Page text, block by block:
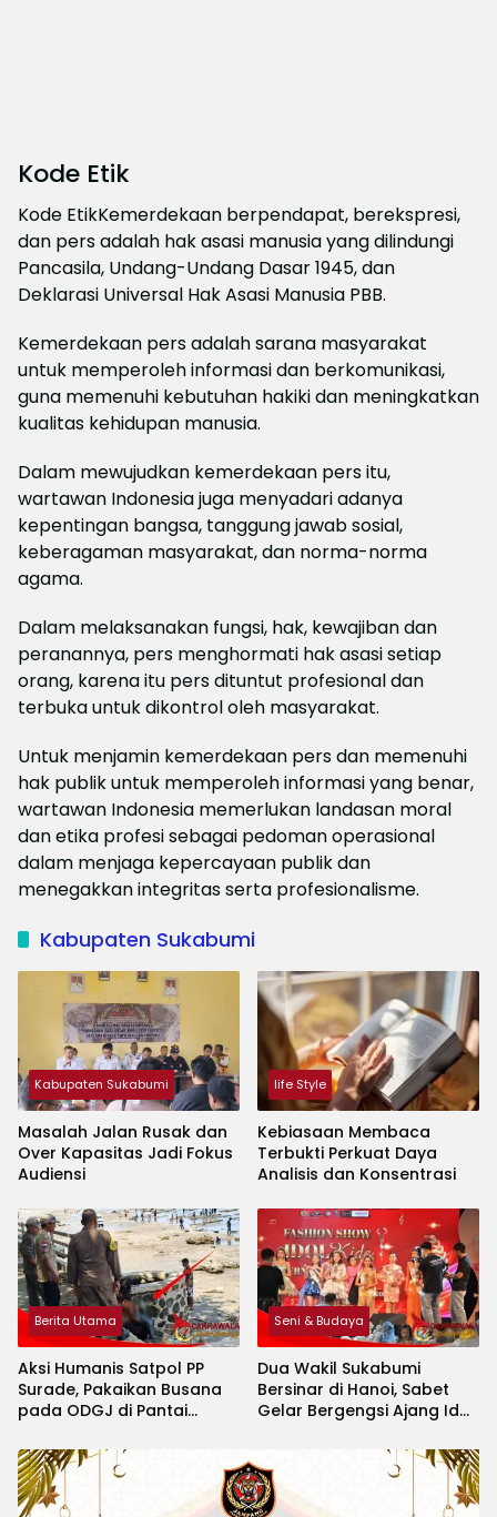
Kode Etik
Kode EtikKemerdekaan berpendapat, berekspresi,
dan pers adalah hak asasi manusia yang dilindungi
Pancasila, Undang-Undang Dasar 1945, dan
Deklarasi Universal Hak Asasi Manusia PBB.
Kemerdekaan pers adalah sarana masyarakat
untuk memperoleh informasi dan berkomunikasi,
guna memenuhi kebutuhan hakiki dan meningkatkan
kualitas kehidupan manusia.
Dalam mewujudkan kemerdekaan pers itu,
wartawan Indonesia juga menyadari adanya
kepentingan bangsa, tanggung jawab sosial,
keberagaman masyarakat, dan norma-norma
agama.
Dalam melaksanakan fungsi, hak, kewajiban dan
peranannya, pers menghormati hak asasi setiap
orang, karena itu pers dituntut profesional dan
terbuka untuk dikontrol oleh masyarakat.
Untuk menjamin kemerdekaan pers dan memenuhi
hak publik untuk memperoleh informasi yang benar,
wartawan Indonesia memerlukan landasan moral
dan etika profesi sebagai pedoman operasional
dalam menjaga kepercayaan publik dan
menegakkan integritas serta profesionalisme.
Kabupaten Sukabumi
Kabupaten Sukabumi
Masalah Jalan Rusak dan
Over Kapasitas Jadi Fokus
Audiensi
life Style
Kebiasaan Membaca
Terbukti Perkuat Daya
Analisis dan Konsentrasi
Berita Utama
Aksi Humanis Satpol PP
Surade, Pakaikan Busana
pada ODGJ di Pantai
Seni & Budaya
Dua Wakil Sukabumi
Bersinar di Hanoi, Sabet
Gelar Bergengsi Ajang Idol